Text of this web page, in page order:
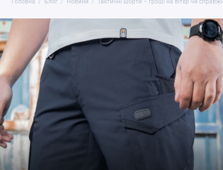
Головна Блог Новини Тактичні шорти – гроші на вітер чи